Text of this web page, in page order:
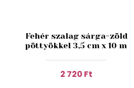
Fehér szalag sárga-zöld
pöttyökkel 3,5 cm x 10 m
2 720 Ft